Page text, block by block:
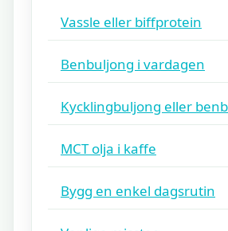
Vassle eller biffprotein
Benbuljong i vardagen
Kycklingbuljong eller
MCT olja i kaffe
Bygg en enkel dagsrutin